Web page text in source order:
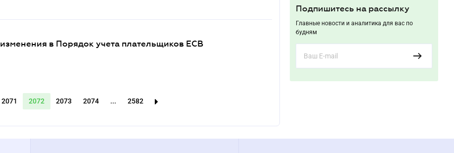
в Порядок учета плательщиков ЕСВ
2071 2072 2073 2074 ... 2582
Подпишитесь на рассылку
Главные новости и аналитика для вас по
будням